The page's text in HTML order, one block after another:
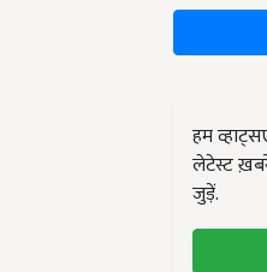
हम
लेटेस्ट
जुड़ें.